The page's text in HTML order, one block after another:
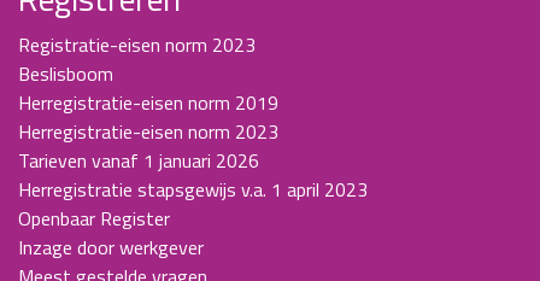
Registratie-eisen norm 2023
Beslisboom
Herregistratie-eisen norm 2019
Herregistratie-eisen norm 2023
Tarieven vanaf 1 januari 2026
Herregistratie stapsgewijs v.a. 1 april 2023
Openbaar Register
Inzage door werkgever